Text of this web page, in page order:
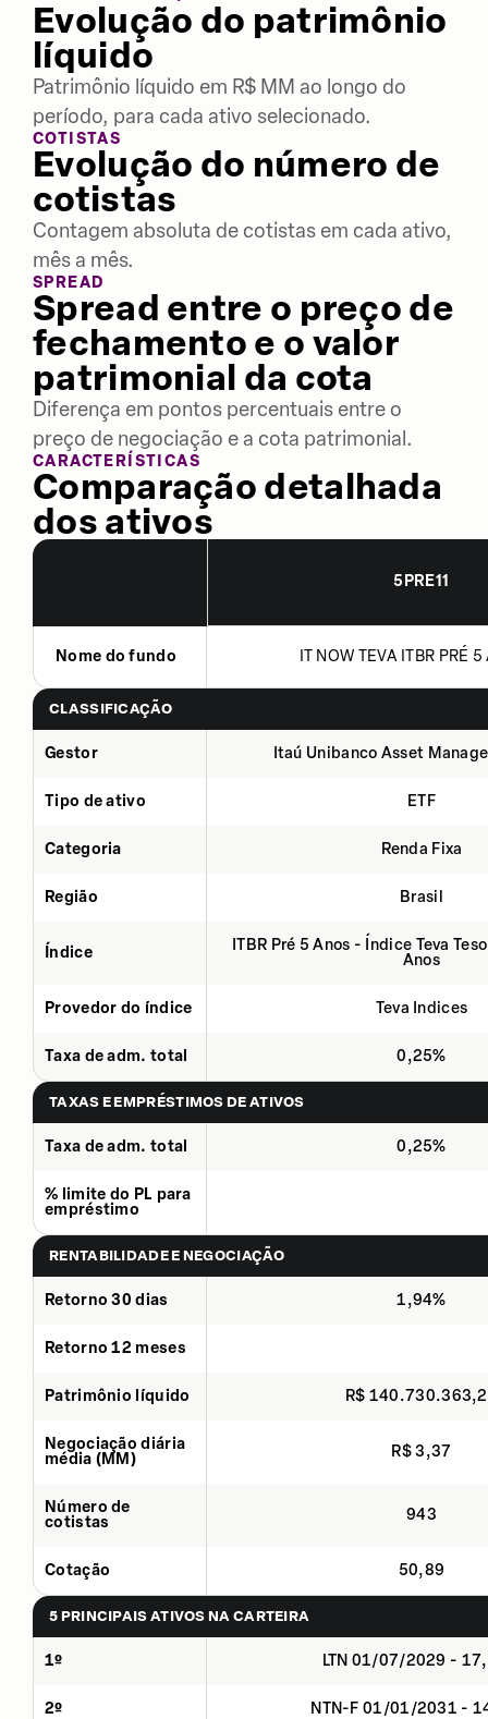
Evolução do patrimônio
líquido
Patrimônio líquido em R$ MM ao longo do
período, para cada ativo selecionado.
COTISTAS
Evolução do número de
cotistas
Contagem absoluta de cotistas em cada ativo,
mês a mês.
SPREAD
Spread entre o preço de
fechamento e o valor
patrimonial da cota
Diferença em pontos percentuais entre o
preço de negociação e a cota patrimonial.
CARACTERÍSTICAS
Comparação detalhada
dos ativos
5PRE11
Nome do fundo IT NOW TEVA ITBR PRÉ
CLASSIFICAÇÃO
Gestor Itaú Unibanco Asset
Tipo de ativo ETF
Categoria Renda Fixa
Região Brasil
Índice
ITBR Pré 5 Anos - Índice Teva
Anos
Provedor do índice Teva Indices
Taxa de adm. total 0,25%
TAXAS E EMPRÉSTIMOS DE ATIVOS
Taxa de adm. total 0,25%
% limite do PL para
empréstimo
RENTABILIDADE E NEGOCIAÇÃO
Retorno 30 dias 1,94%
Retorno 12 meses
Patrimônio líquido R$
Negociação diária
média (MM)
R$ 3,37
Número de
cotistas
943
Cotação 50,89
5 PRINCIPAIS ATIVOS NA CARTEIRA
1º LTN 01/07/2029 -
2º NTN-F 01/01/2031 -